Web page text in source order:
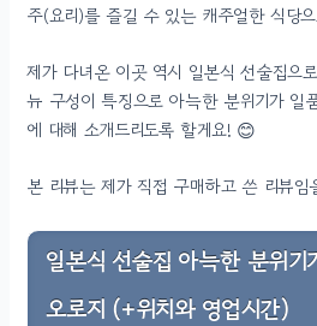
주(요리)를 즐길 수 있는 캐주얼한 식당
제가 다녀온 이곳 역시 일본식 선술집으
뉴 구성이 특징으로 아늑한 분위기가 일
에 대해 소개드리도록 할게요! 😊
본 리뷰는 제가 직접 구매하고 쓴 리뷰임
일본식 선술집 아늑한 분위기
오로지 (+위치와 영업시간)